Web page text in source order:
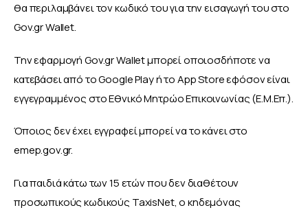
θα περιλαμβάνει τον κωδικό του για την εισαγωγή του στο
Gov.gr Wallet.
Την εφαρμογή Gov.gr Wallet μπορεί οποιοσδήποτε να
κατεβάσει από το Google Play ή το App Store εφόσον είναι
εγγεγραμμένος στο Εθνικό Μητρώο Επικοινωνίας (Ε.Μ.Επ.).
Όποιος δεν έχει εγγραφεί μπορεί να το κάνει στο
emep.gov.gr.
Για παιδιά κάτω των 15 ετών που δεν διαθέτουν
προσωπικούς κωδικούς TaxisNet, ο κηδεμόνας